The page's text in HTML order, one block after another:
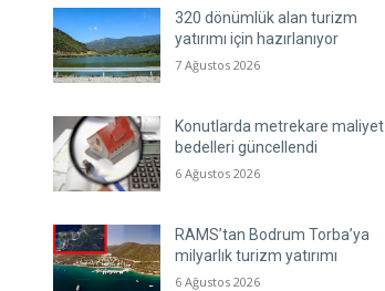
320 dönümlük alan turizm
yatırımı için hazırlanıyor
7 Ağustos 2026
Konutlarda metrekare maliyet
bedelleri güncellendi
6 Ağustos 2026
RAMS’tan Bodrum Torba’ya
milyarlık turizm yatırımı
6 Ağustos 2026